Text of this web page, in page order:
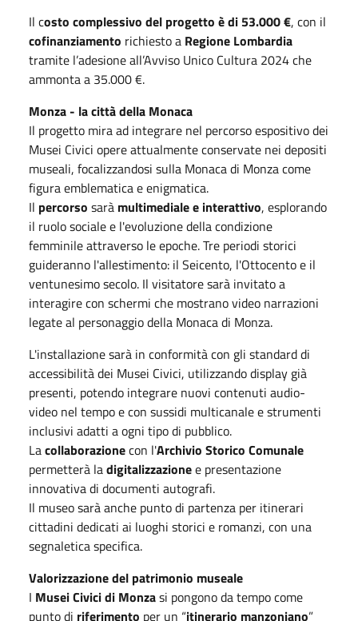
Il costo complessivo del progetto è di 53.000 €, con il
cofinanziamento richiesto a Regione Lombardia
tramite l’adesione all’Avviso Unico Cultura 2024 che
ammonta a 35.000 €.
Monza - la città della Monaca
Il progetto mira ad integrare nel percorso espositivo dei
Musei Civici opere attualmente conservate nei depositi
museali, focalizzandosi sulla Monaca di Monza come
figura emblematica e enigmatica.
Il percorso sarà multimediale e interattivo, esplorando
il ruolo sociale e l'evoluzione della condizione
femminile attraverso le epoche. Tre periodi storici
guideranno l'allestimento: il Seicento, l'Ottocento e il
ventunesimo secolo. Il visitatore sarà invitato a
interagire con schermi che mostrano video narrazioni
legate al personaggio della Monaca di Monza.
L'installazione sarà in conformità con gli standard di
accessibilità dei Musei Civici, utilizzando display già
presenti, potendo integrare nuovi contenuti audio-
video nel tempo e con sussidi multicanale e strumenti
inclusivi adatti a ogni tipo di pubblico.
Lacollaborazionecon l'Archivio Storico Comunale
permetterà ladigitalizzazionee presentazione
innovativa di documenti autografi.
Il museo sarà anche punto di partenza per itinerari
cittadini dedicati ai luoghi storici e romanzi, con una
segnaletica specifica.
Valorizzazione del patrimonio museale
I Musei Civici di Monzasi pongono da tempo come
punto di riferimento per un “itinerario manzoniano”